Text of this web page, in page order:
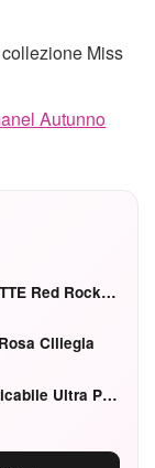
collezione Miss
Autunno
MAC M·A·CXIMAL SILKY MATTE Red Rock mat
Ciliegia
Hourglass Confession Ricaricabile Ultra Preciso Ad Alta Intensità Secretly Classic Red